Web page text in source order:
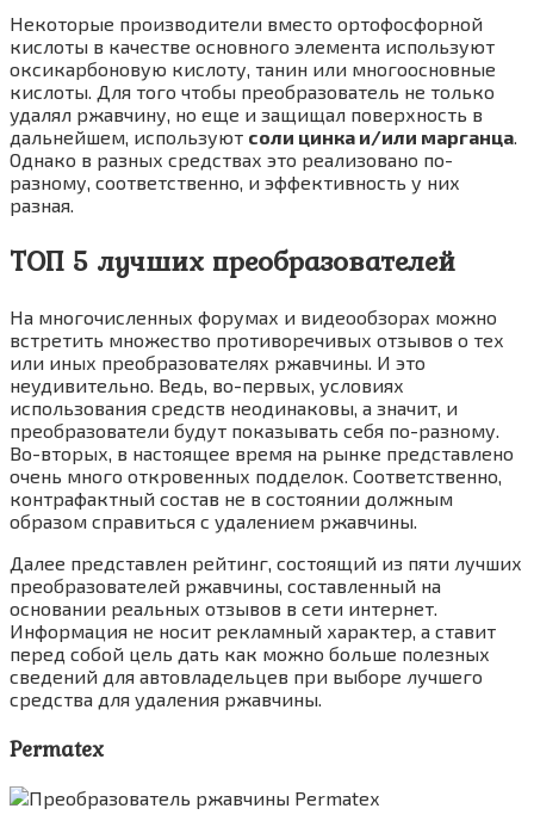
Некоторые производители вместо ортофосфорной
кислоты в качестве основного элемента используют
оксикарбоновую кислоту, танин или многоосновные
кислоты. Для того чтобы преобразователь не только
удалял ржавчину, но еще и защищал поверхность в
дальнейшем, используют соли цинка и/или марганца.
Однако в разных средствах это реализовано по-
разному, соответственно, и эффективность у них
разная.
ТОП 5 лучших преобразователей
На многочисленных форумах и видеообзорах можно
встретить множество противоречивых отзывов о тех
или иных преобразователях ржавчины. И это
неудивительно. Ведь, во-первых, условиях
использования средств неодинаковы, а значит, и
преобразователи будут показывать себя по-разному.
Во-вторых, в настоящее время на рынке представлено
очень много откровенных подделок. Соответственно,
контрафактный состав не в состоянии должным
образом справиться с удалением ржавчины.
Далее представлен рейтинг, состоящий из пяти лучших
преобразователей ржавчины, составленный на
основании реальных отзывов в сети интернет.
Информация не носит рекламный характер, а ставит
перед собой цель дать как можно больше полезных
сведений для автовладельцев при выборе лучшего
средства для удаления ржавчины.
Permatex